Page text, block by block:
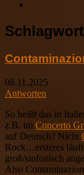
08.11.2025
Antworten
So heißt das in
z.B. im Concerto
auf Deutsch? Nicht
Rock…ersteres
groß/sinfonisch
Also